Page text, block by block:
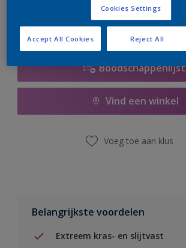
Boodschappenlijst
Vind een winkel
Voeg toe aan klus
Belangrijkste voordelen
Extreem kras- en slijtvast
Cookies Settings
Reject All
Accept All Cookies